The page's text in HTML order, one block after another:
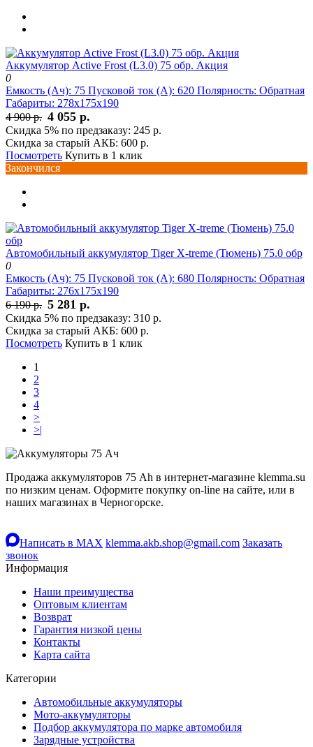
Аккумулятор Active Frost (L3.0) 75 обр. Акция
0
Емкость (Ач): 75 Пусковой ток (А): 620 Полярность: Обратная
Габариты: 278x175x190
4 900 р. 4 055 р.
Скидка 5% по предзаказу: 245 р.
Скидка за старый АКБ: 600 р.
Посмотреть Купить в 1 клик
Закончился
Автомобильный аккумулятор Tiger X-treme (Тюмень) 75.0 обр
0
Емкость (Ач): 75 Пусковой ток (А): 680 Полярность: Обратная
Габариты: 276x175x190
6 190 р. 5 281 р.
Скидка 5% по предзаказу: 310 р.
Скидка за старый АКБ: 600 р.
Посмотреть Купить в 1 клик
1
2
3
4
>
>|
Продажа аккумуляторов 75 Ah в интернет-магазине klemma.su
по низким ценам. Оформите покупку on-line на сайте, или в
наших магазинах в Черногорске.
Написать в MAX klemma.akb.shop@gmail.com Заказать
звонок
Информация
Наши преимущества
Оптовым клиентам
Возврат
Гарантия низкой цены
Контакты
Карта сайта
Категории
Автомобильные аккумуляторы
Мото-аккумуляторы
Подбор аккумулятора по марке автомобиля
Зарядные устройства